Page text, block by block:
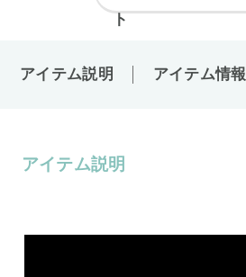
アイテム説明 アイテム情報
アイテム説明